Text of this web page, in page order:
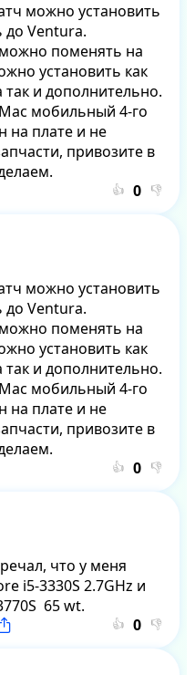
можно установить
до Ventura.
поменять на
установить как
так и дополнительно.
мобильный 4-го
на плате и не
привозите в
👍 👎
можно установить
до Ventura.
поменять на
установить как
так и дополнительно.
мобильный 4-го
на плате и не
привозите в
👍 👎
что у меня
i5-3330S 2.7GHz и
65 wt.
👍 👎